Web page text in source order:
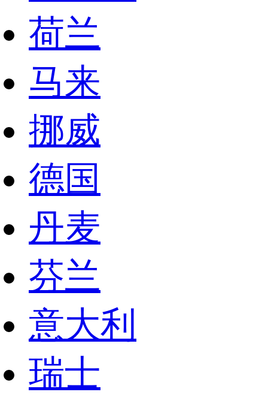
荷兰
马来
挪威
德国
丹麦
芬兰
意大利
瑞士